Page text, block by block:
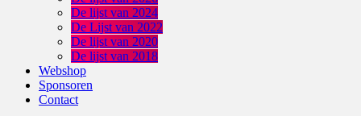
De lijst van 2024
De Lijst van 2022
De lijst van 2020
De lijst van 2018
Webshop
Sponsoren
Contact